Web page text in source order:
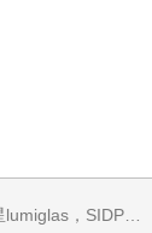
，进口气体分析仪